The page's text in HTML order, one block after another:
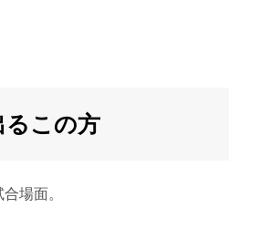
この方
場面。